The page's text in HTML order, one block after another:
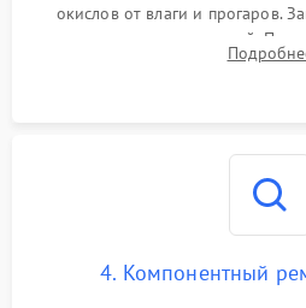
окислов от влаги и прогаров.
дежурных напряжений.
мультиконтроллера,
4. Компонентный